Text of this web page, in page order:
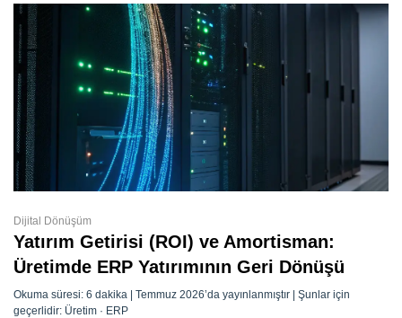
Dijital Dönüşüm
Yatırım Getirisi (ROI) ve Amortisman:
Üretimde ERP Yatırımının Geri Dönüşü
Okuma süresi: 6 dakika | Temmuz 2026’da yayınlanmıştır | Şunlar için
geçerlidir: Üretim · ERP